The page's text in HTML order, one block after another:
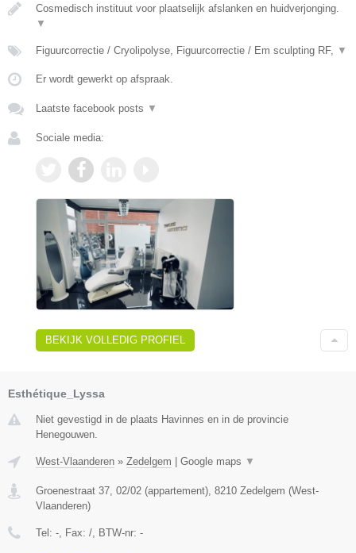
Cosmedisch instituut voor plaatselijk afslanken en huidverjonging.
▼
Figuurcorrectie / Cryolipolyse, Figuurcorrectie / Em sculpting RF, ▼
Er wordt gewerkt op afspraak.
Laatste facebook posts ▼
Sociale media:
BEKIJK VOLLEDIG PROFIEL
Esthétique_Lyssa
Niet gevestigd in de plaats Havinnes en in de provincie
Henegouwen.
West-Vlaanderen » Zedelgem Google maps ▼
Groenestraat 37, 02/02 (appartement), 8210 Zedelgem (West-
Vlaanderen)
Tel: -, Fax: /, BTW-nr: -